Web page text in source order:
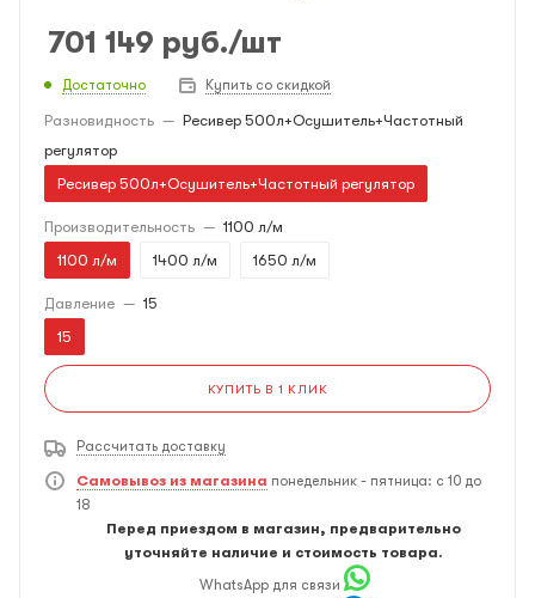
701 149 руб./шт
Достаточно Купить со скидкой
Разновидность — Ресивер 500л+Осушитель+Частотный
регулятор
Ресивер 500л+Осушитель+Частотный регулятор
Производительность — 1100 л/м
1100 л/м
1400 л/м 1650 л/м
Давление — 15
15
КУПИТЬ В 1 КЛИК
Рассчитать доставку
Самовывоз из магазина понедельник - пятница: с 10 до
18
Перед приездом в магазин, предварительно
уточняйте наличие и стоимость товара.
WhatsApp для связи